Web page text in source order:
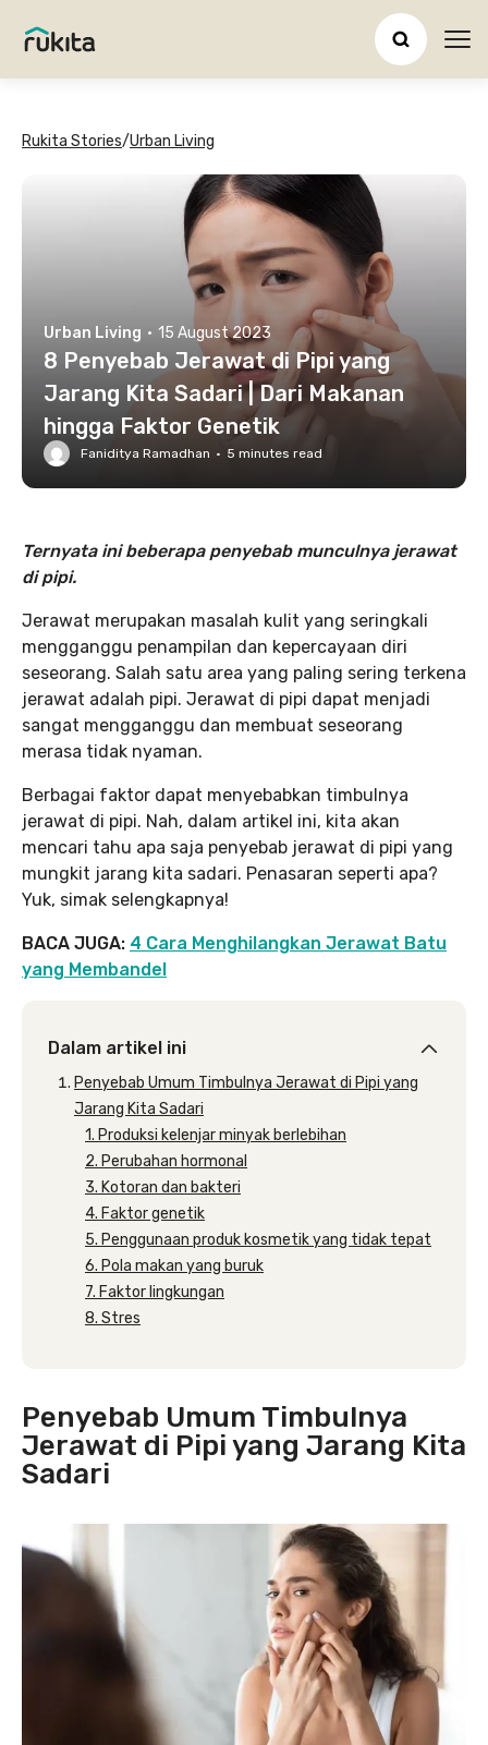
Rukita Stories/Urban Living
Urban Living · 15 August 2023
8 Penyebab Jerawat di Pipi yang
Jarang Kita Sadari | Dari Makanan
hingga Faktor Genetik
Faniditya Ramadhan · 5 minutes read
Ternyata ini beberapa penyebab munculnya jerawat
di pipi.
Jerawat merupakan masalah kulit yang seringkali
mengganggu penampilan dan kepercayaan diri
seseorang. Salah satu area yang paling sering terkena
jerawat adalah pipi. Jerawat di pipi dapat menjadi
sangat mengganggu dan membuat seseorang
merasa tidak nyaman.
Berbagai faktor dapat menyebabkan timbulnya
jerawat di pipi. Nah, dalam artikel ini, kita akan
mencari tahu apa saja penyebab jerawat di pipi yang
mungkit jarang kita sadari. Penasaran seperti apa?
Yuk, simak selengkapnya!
BACA JUGA: 4 Cara Menghilangkan Jerawat Batu
yang Membandel
Dalam artikel ini
Penyebab Umum Timbulnya Jerawat di Pipi yang
Jarang Kita Sadari
1. Produksi kelenjar minyak berlebihan
2. Perubahan hormonal
3. Kotoran dan bakteri
4. Faktor genetik
5. Penggunaan produk kosmetik yang tidak tepat
6. Pola makan yang buruk
7. Faktor lingkungan
8. Stres
Penyebab Umum Timbulnya
Jerawat di Pipi yang Jarang Kita
Sadari